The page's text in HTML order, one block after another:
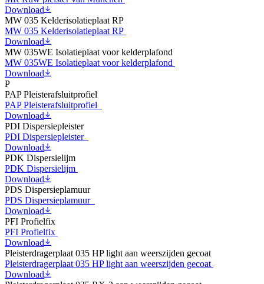
Download
MW 035 Kelderisolatieplaat RP
MW 035 Kelderisolatieplaat RP
Download
MW 035WE Isolatieplaat voor kelderplafond
MW 035WE Isolatieplaat voor kelderplafond
Download
P
PAP Pleisterafsluitprofiel
PAP Pleisterafsluitprofiel
Download
PDI Dispersiepleister
PDI Dispersiepleister
Download
PDK Dispersielijm
PDK Dispersielijm
Download
PDS Dispersieplamuur
PDS Dispersieplamuur
Download
PFI Profielfix
PFI Profielfix
Download
Pleisterdragerplaat 035 HP light aan weerszijden gecoat
Pleisterdragerplaat 035 HP light aan weerszijden gecoat
Download